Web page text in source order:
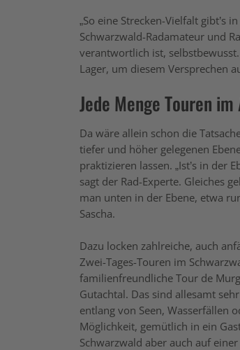
„So eine Strecken-Vielfalt gibt’s
Schwarzwald-Radamateur und
verantwortlich ist,
Lager, um diesem Versprechen
Jede Menge Touren
Da wäre allein schon die
tiefer und höher gelegenen
praktizieren lassen. „Ist’s in der
sagt der Rad-Experte. Gleiches
man unten in der Ebene, etwa
Sascha.
Dazu locken zahlreiche, auch
Zwei-Tages-Touren im
familienfreundliche Tour de
Gutachtal. Das sind allesamt
entlang von Seen, Wasserfällen
Möglichkeit, gemütlich in ein
Schwarzwald aber auch auf